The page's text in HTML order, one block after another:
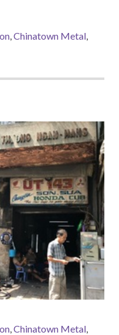
,Chinatown Metal,
,Chinatown Metal,